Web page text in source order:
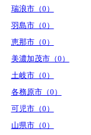
瑞浪市（0）
羽島市（0）
恵那市（0）
美濃加茂市（0）
土岐市（0）
各務原市（0）
可児市（0）
山県市（0）